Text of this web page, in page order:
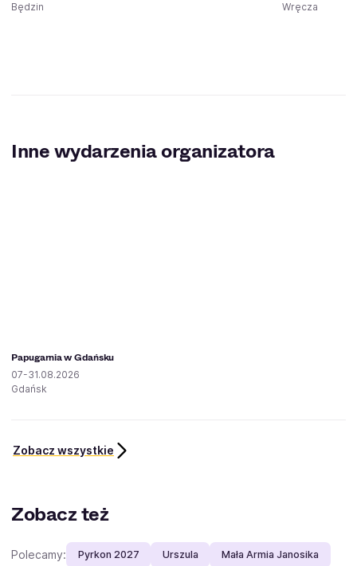
Będzin
Wręcza
Inne wydarzenia organizatora
Papugarnia w Gdańsku
07-31.08.2026
Gdańsk
Zobacz wszystkie
Zobacz też
Polecamy: Pyrkon 2027 Urszula Mała Armia Janosika